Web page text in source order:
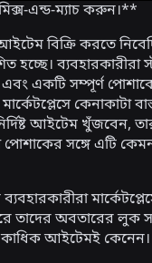
এন্ড-ম্যাচ করুন।**
বিক্রি করতে
হচ্ছে।
এবং একটি সম্পূর্ণ
কেনাকাটা
আইটেম খুঁজবেন,
সঙ্গে এটি
তাদের অবতারের লুক
আইটেমই কেনেন।